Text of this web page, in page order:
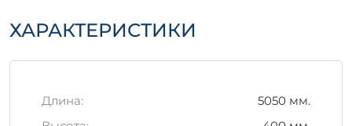
Производитель рекомендует:
атмосферных осадков.
ХАРАКТЕРИСТИКИ
Длина:
5050 мм.